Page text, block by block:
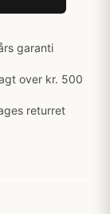
garanti
over kr. 500
returret